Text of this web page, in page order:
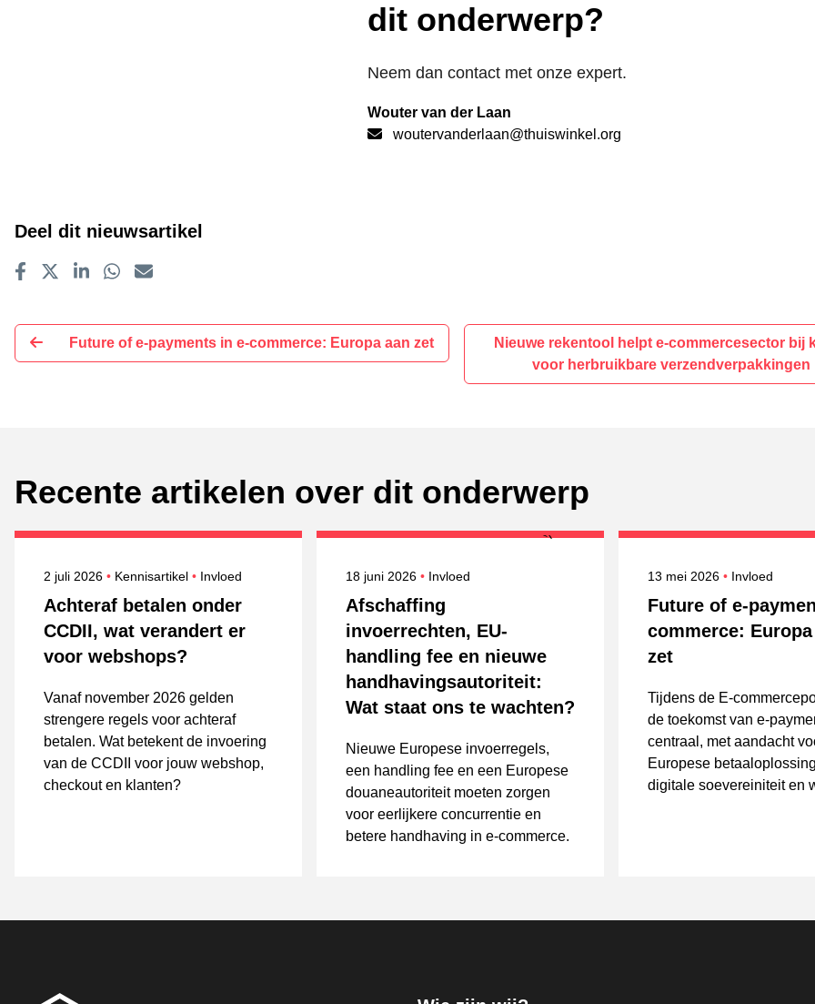
dit onderwerp?
Neem dan contact met onze expert.
Wouter van der Laan
woutervanderlaan@thuiswinkel.org
Deel dit nieuwsartikel
Future of e-payments in e-commerce: Europa aan zet
Nieuwe rekentool helpt e-commercesector bij
voor herbruikbare verzendverpakkingen
Recente artikelen over dit onderwerp
Achteraf betalen onder
CCDII, wat verandert er
voor webshops?
Gepubliceerd op
2 juli 2026 Kennisartikel Onderwerpen
Invloed
Vanaf november 2026 gelden
strengere regels voor achteraf
betalen. Wat betekent de invoering
van de CCDII voor jouw webshop,
checkout en klanten?
Afschaffing
invoerrechten, EU-
handling fee en nieuwe
handhavingsautoriteit:
Wat staat ons te wachten?
Gepubliceerd op
18 juni 2026 Onderwerpen
Invloed
Nieuwe Europese invoerregels,
een handling fee en een Europese
douaneautoriteit moeten zorgen
voor eerlijkere concurrentie en
betere handhaving in e-commerce.
Future of e-
commerce:
zet
Gepubliceerd op
13 mei 2026 Onderwerpen
Invloed
Tijdens de E-
de toekomst van e-
centraal, met aandacht
Europese
digitale soevereiniteit en